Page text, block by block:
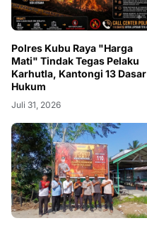
Polres Kubu Raya "Harga
Mati" Tindak Tegas Pelaku
Karhutla, Kantongi 13 Dasar
Hukum
Juli 31, 2026